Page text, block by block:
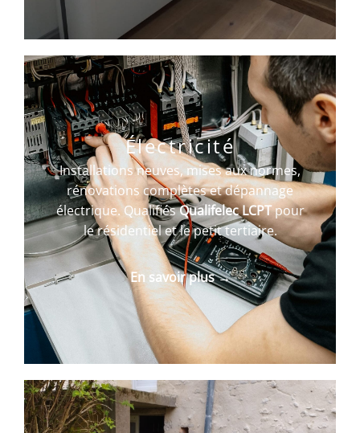
Électricité
Installations neuves, mises aux normes,
rénovations complètes et dépannage
électrique. QualifiésQualifelec LCPTpour
le résidentiel et le petit tertiaire.
En savoir plus →